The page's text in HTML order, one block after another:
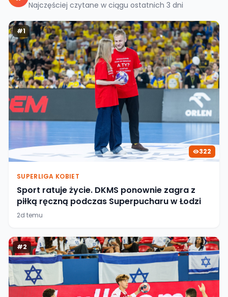
Najczęściej czytane w ciągu ostatnich 3 dni
#1
322
SUPERLIGA KOBIET
Sport ratuje życie. DKMS ponownie zagra z
piłką ręczną podczas Superpucharu w Łodzi
2d temu
#2